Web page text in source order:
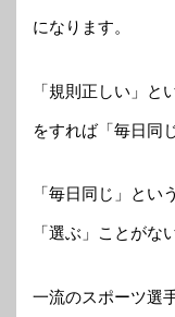
になります。
「規則正しい」と
をすれば「毎日同
「毎日同じ」とい
「選ぶ」ことがな
一流のスポーツ選